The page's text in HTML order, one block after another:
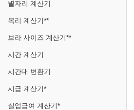
별자리 계산기
복리 계산기**
브라 사이즈 계산기**
시간 계산기
시간대 변환기
시급 계산기*
실업급여 계산기*